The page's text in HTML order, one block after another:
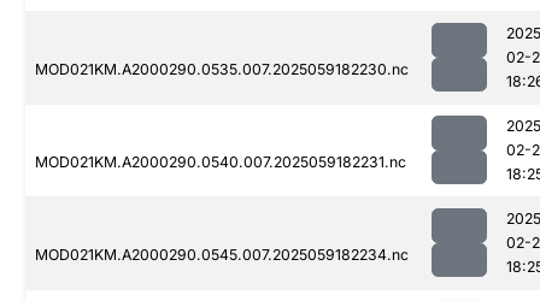
MOD021KM.A2000290.0535.007.2025059182230.nc
02-
MOD021KM.A2000290.0540.007.2025059182231.nc
02-
MOD021KM.A2000290.0545.007.2025059182234.nc
02-